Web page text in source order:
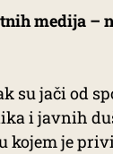
medija –
su jači od
i javnih
kojem je